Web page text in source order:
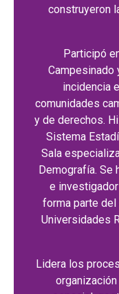
construyeron
Participó
Campesinado
incidencia
comunidades
y de derechos.
Sistema
Sala
Demografía. Se
e
forma parte
Universidades
Lidera los